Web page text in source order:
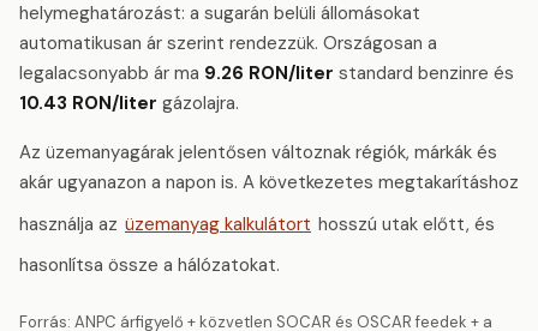
helymeghatározást: a sugarán belüli állomásokat
automatikusan ár szerint rendezzük. Országosan a
legalacsonyabb ár ma 9.26 RON/liter standard benzinre és
10.43 RON/liter gázolajra.
Az üzemanyagárak jelentősen változnak régiók, márkák és
akár ugyanazon a napon is. A következetes megtakarításhoz
használja az üzemanyag kalkulátort hosszú utak előtt, és
hasonlítsa össze a hálózatokat.
Forrás: ANPC árfigyelő + közvetlen SOCAR és OSCAR feedek + a